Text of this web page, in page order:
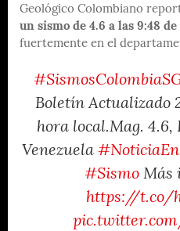
Geológico Colombiano
un sismo de 4.6 a las 9:48
fuertemente en el
Boletín Actualizado
hora local.Mag. 4.6,
Venezuela
#SismoMás
https://t.co/